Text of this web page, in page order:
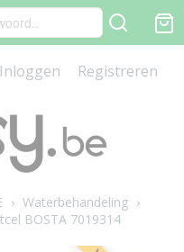
Inloggen Registreren
› Waterbehandeling ›
BOSTA 7019314